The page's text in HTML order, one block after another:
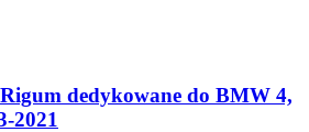
dedykowane do BMW 4,
2021